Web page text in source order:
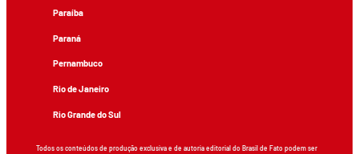
Paraíba
Paraná
Pernambuco
Rio de Janeiro
Rio Grande do Sul
Todos os conteúdos de produção exclusiva e de autoria editorial do Brasil de Fato podem ser